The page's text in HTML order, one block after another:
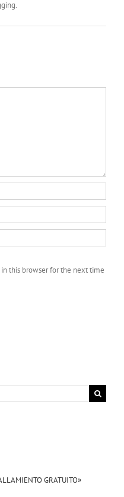
this browser for the next time
GRATUITO»